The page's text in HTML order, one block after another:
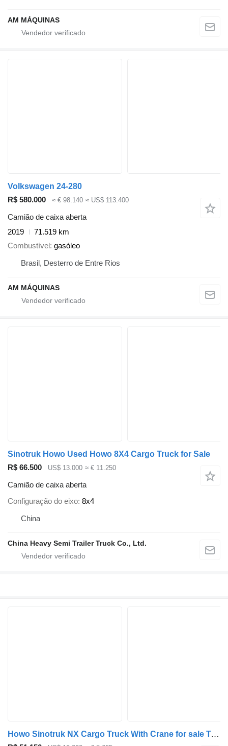
AM MÁQUINAS
Volkswagen 24-280
R$ 580.000
≈ € 98.140 ≈ US$ 113.400
Camião de caixa aberta
2019
71.519 km
Combustível gasóleo
Brasil, Desterro de Entre Rios
AM MÁQUINAS
Sinotruk Howo Used Howo 8X4 Cargo Truck for Sale
R$ 66.500
US$ 13.000 ≈ € 11.250
Camião de caixa aberta
Configuração do eixo 8x4
China
China Heavy Semi Trailer Truck Co., Ltd.
Howo Sinotruk NX Cargo Truck With Crane for sale Tanzania